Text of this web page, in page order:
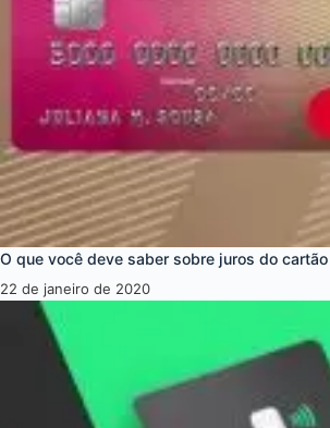
O que você deve saber sobre juros do
22 de janeiro de 2020